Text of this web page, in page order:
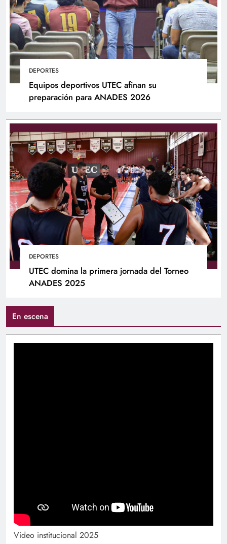
DEPORTES
Equipos deportivos UTEC afinan su
preparación para ANADES 2026
DEPORTES
UTEC domina la primera jornada del Torneo
ANADES 2025
En escena
Video institucional 2025